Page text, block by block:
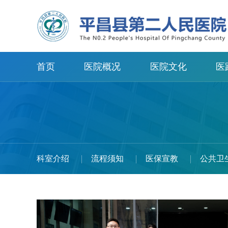
首页 医院概况 医院文化 医
科室介绍 流程须知 医保宣教 公共卫